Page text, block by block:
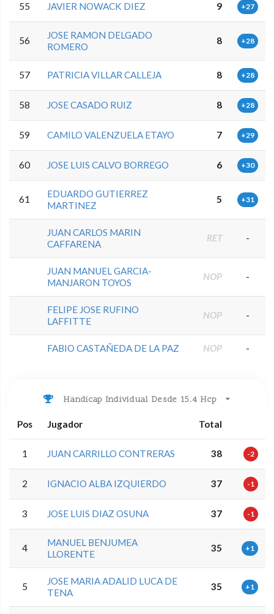
55 JAVIER NOWACK DIEZ 9 +27
56
JOSE RAMON DELGADO
ROMERO
8 +28
57 PATRICIA VILLAR CALLEJA 8 +28
58 JOSE CASADO RUIZ 8 +28
59 CAMILO VALENZUELA ETAYO 7 +29
60 JOSE LUIS CALVO BORREGO 6 +30
61
EDUARDO GUTIERREZ
MARTINEZ
5 +31
JUAN CARLOS MARIN
CAFFARENA
RET -
JUAN MANUEL GARCIA-
MANJARON TOYOS
NOP -
FELIPE JOSE RUFINO
LAFFITTE
NOP -
FABIO CASTAÑEDA DE LA PAZ NOP -
Handicap Individual Desde 15.4 Hcp
Pos Jugador Total
1 JUAN CARRILLO CONTRERAS 38 -2
2 IGNACIO ALBA IZQUIERDO 37 -1
3 JOSE LUIS DIAZ OSUNA 37 -1
4
MANUEL BENJUMEA
LLORENTE
35 +1
5
JOSE MARIA ADALID LUCA DE
TENA
35 +1